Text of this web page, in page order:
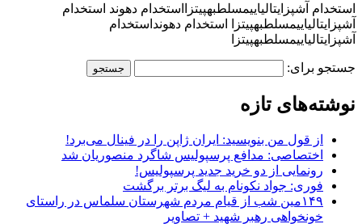
استخدام آشپزایتالیایی‎مسلط‎به‎پیتزااستخدام دهوند استخدام
آشپزایتالیایی‎مسلط‎به‎پیتزا استخدام دهونداستخدام
آشپزایتالیایی‎مسلط‎به‎پیتزا
جستجو برای:
نوشته‌های تازه
از قول من بنویسید: ایران ژاپن را در فینال می‌برد!
اختصاصی: مدافع پرسپولیس شاگرد منصوریان شد
رونمایی از دو خرید جدید پرسپولیس!
فوری: جواد نکونام به لیگ برتر برگشت
۱۴۹مین شب از قیام مردم شهرستان سلماس در راستای
خونخواهی رهبر شهید + تصاویر